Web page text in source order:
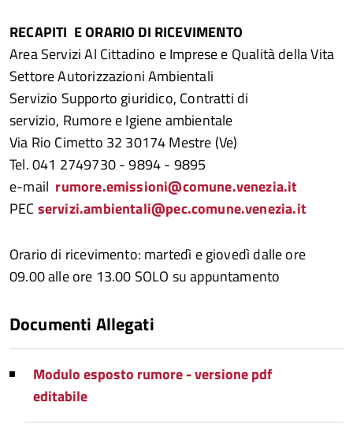
RECAPITI E ORARIO DI RICEVIMENTO
Area Servizi Al Cittadino e Imprese e Qualità della Vita
Settore Autorizzazioni Ambientali
Servizio Supporto giuridico, Contratti di
servizio, Rumore e Igiene ambientale
Via Rio Cimetto 32 30174 Mestre (Ve)
Tel. 041 2749730 - 9894 - 9895
e-mail rumore.emissioni@comune.venezia.it
PEC servizi.ambientali@pec.comune.venezia.it
Orario di ricevimento: martedì e giovedì dalle ore
09.00 alle ore 13.00 SOLO su appuntamento
Documenti Allegati
Modulo esposto rumore - versione pdf
editabile